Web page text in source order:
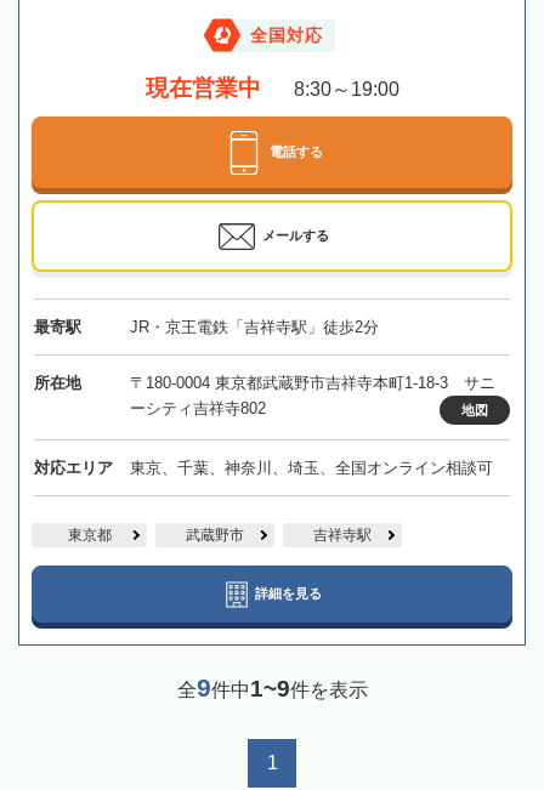
全国対応
現在営業中 8:30～19:00
電話する
メールする
最寄駅 JR・京王電鉄「吉祥寺駅」徒歩2分
所在地
〒180-0004 東京都武蔵野市吉祥寺本町1-18-3 サニ
ーシティ吉祥寺802
地図
対応エリア 東京、千葉、神奈川、埼玉、全国オンライン相談可
東京都 武蔵野市 吉祥寺駅
詳細を見る
全9件中1~9件を表示
1